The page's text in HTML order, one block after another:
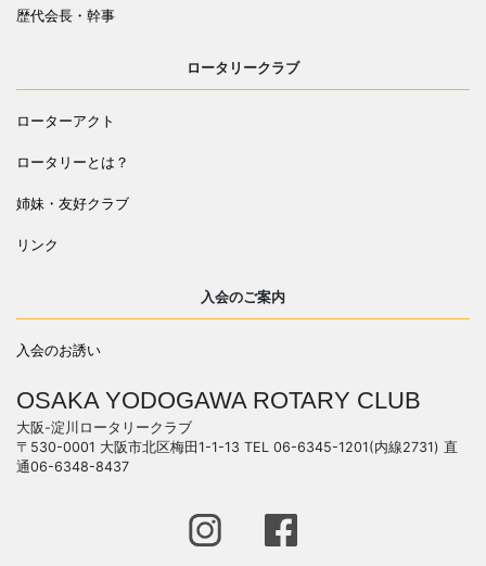
歴代会長・幹事
ロータリークラブ
ローターアクト
ロータリーとは？
姉妹・友好クラブ
リンク
入会のご案内
入会のお誘い
OSAKA YODOGAWA ROTARY CLUB
大阪-淀川ロータリークラブ
〒530-0001 大阪市北区梅田1-1-13 TEL 06-6345-1201(内線2731) 直
通06-6348-8437